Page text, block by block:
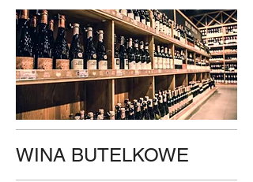
WINA BUTELKOWE